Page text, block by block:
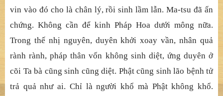
đó, không nói bỏ hay không bỏ, không có tốt cũng không
có xấu, không một cũng không khác, không đến cũng
không đi, không thánh cũng không phàm, không tôn quí
cũng không hạ tiện. Kinh Pháp Hoa đặt trên bàn thờ
không khác đặt dưới mông của Sul bé bỏng.
Ma-tsu đã ấn chứng. Sul không điên, chỉ là Sul đã vượt